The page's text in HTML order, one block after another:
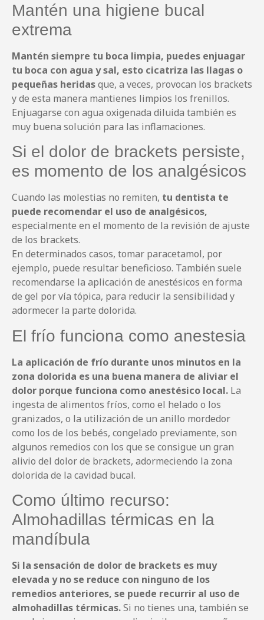
Mantén una higiene bucal
extrema
Mantén siempre tu boca limpia, puedes enjuagar
tu boca con agua y sal, esto cicatriza las llagas o
pequeñas heridasque, a veces, provocan los brackets
y de esta manera mantienes limpios los frenillos.
Enjuagarse con agua oxigenada diluida también es
muy buena solución para las inflamaciones.
Si el dolor de brackets persiste,
es momento de los analgésicos
Cuando las molestias no remiten, tu dentista te
puede recomendar el uso de analgésicos,
especialmente en el momento de la revisión de ajuste
de los brackets.
En determinados casos, tomar paracetamol, por
ejemplo, puede resultar beneficioso. También suele
recomendarse la aplicación de anestésicos en forma
de gel por vía tópica, para reducir la sensibilidad y
adormecer la parte dolorida.
El frío funciona como anestesia
La aplicación de frío durante unos minutos en la
zona dolorida es una buena manera de aliviar el
dolor porque funciona como anestésico local. La
ingesta de alimentos fríos, como el helado o los
granizados, o la utilización de un anillo mordedor
como los de los bebés, congelado previamente, son
algunos remedios con los que se consigue un gran
alivio del dolor de brackets, adormeciendo la zona
dolorida de la cavidad bucal.
Como último recurso:
Almohadillas térmicas en la
mandíbula
Si la sensación de dolor de brackets es muy
elevada y no se reduce con ninguno de los
remedios anteriores, se puede recurrir al uso de
almohadillas térmicas.Si no tienes una, también se